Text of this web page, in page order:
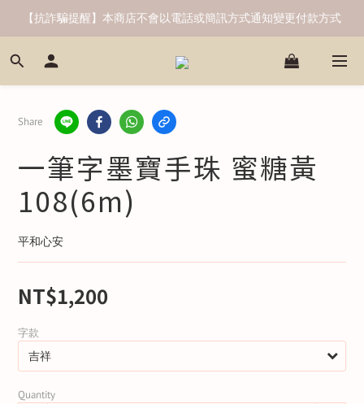
【抗詐騙提醒】本商店不會以電話或簡訊方式通知變更付款方式
Share
一筆字墨寶手珠 蜜糖黃
108(6m)
平和心安
NT$1,200
字款
Quantity